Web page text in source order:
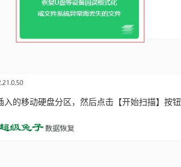
入的移动硬盘分区，然后点击【开始扫描】按